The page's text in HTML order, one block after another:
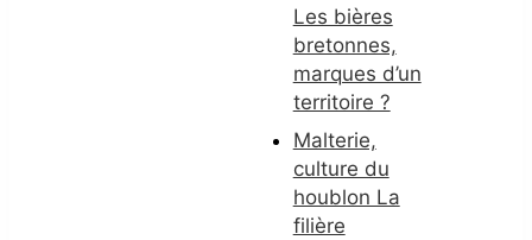
Les bières
bretonnes,
marques d’un
territoire ?
Malterie,
culture du
houblon La
filière